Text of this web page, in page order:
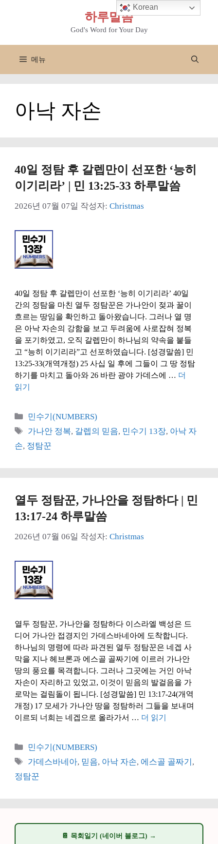
하루말씀
God's Word for Your Day
메뉴
아낙 자손
40일 정탐 후 갈렙만이 선포한 ‘능히
이기리라’ | 민 13:25-33 하루말씀
2026년 07월 07일 작성자: Christmas
40일 정탐 후 갈렙만이 선포한 ‘능히 이기리라’ 40일
간의 정탐을 마친 열두 정탐꾼은 가나안이 젖과 꿀이
흐르는 땅임을 확인하고 돌아왔습니다. 그러나 열 명
은 아낙 자손의 강함을 보고 두려움에 사로잡혀 정복
을 포기하였고, 오직 갈렙만이 하나님의 약속을 붙들
고 “능히 이기리라”고 선포하였습니다. [성경말씀] 민
13:25-33(개역개정) 25 사십 일 후에 그들이 그 땅 정탐
하기를 마치고 돌아와 26 바란 광야 가데스에 … 더
읽기
카
테
리
민수기(NUMBERS)
태
그
가나안 정복, 갈렙의 믿음, 민수기 13장, 아낙 자
손, 정탐꾼
열두 정탐꾼, 가나안을 정탐하다 | 민
13:17-24 하루말씀
2026년 07월 06일 작성자: Christmas
열두 정탐꾼, 가나안을 정탐하다 이스라엘 백성은 드
디어 가나안 접경지인 가데스바네아에 도착합니다.
하나님의 명령에 따라 파견된 열두 정탐꾼은 네겝 사
막을 지나 헤브론과 에스골 골짜기에 이르러 가나안
땅의 풍요를 목격합니다. 그러나 그곳에는 거인 아낙
자손이 자리하고 있었고, 이것이 믿음의 발걸음을 가
로막는 걸림돌이 됩니다. [성경말씀] 민 13:17-24(개역
개정) 17 모세가 가나안 땅을 정탐하러 그들을 보내며
이르되 너희는 네겝으로 올라가서 … 더 읽기
카
테
리
민수기(NUMBERS)
태
그
가데스바네아, 믿음, 아낙 자손, 에스골 골짜기 ,
정탐꾼
📔 목회일기 (네이버 블로그) →
Korean